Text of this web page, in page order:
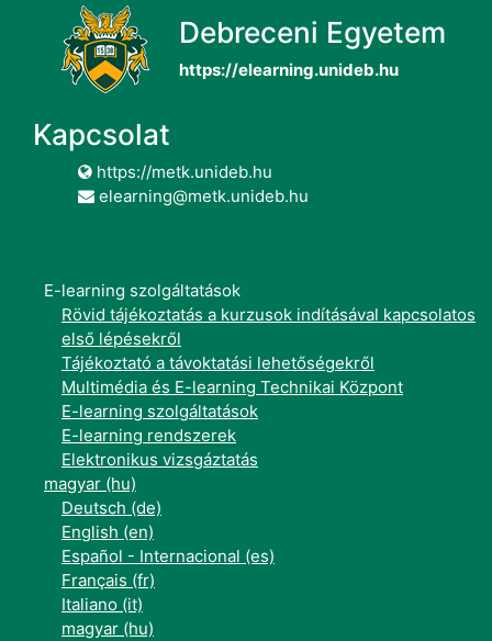
Debreceni Egyetem
https://elearning.unideb.hu
Kapcsolat
https://metk.unideb.hu
elearning@metk.unideb.hu
E-learning szolgáltatások
Rövid tájékoztatás a kurzusok indításával kapcsolatos
első lépésekről
Tájékoztató a távoktatási lehetőségekről
Multimédia és E-learning Technikai Központ
E-learning szolgáltatások
E-learning rendszerek
Elektronikus vizsgáztatás
magyar ‎(hu)‎
Deutsch ‎(de)‎
English ‎(en)‎
Español - Internacional ‎(es)‎
Français ‎(fr)‎
Italiano ‎(it)‎
magyar ‎(hu)‎